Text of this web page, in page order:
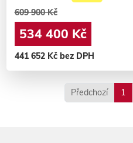
609 900 Kč
534 400 Kč
441 652 Kč bez DPH
Předchozí 1